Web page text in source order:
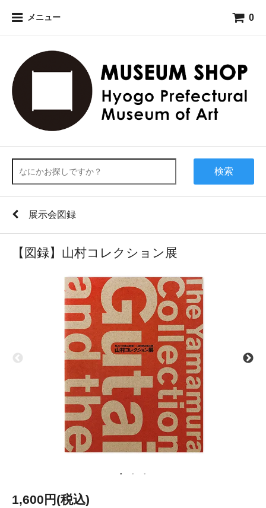
メニュー 0
検索
展示会図録
【図録】山村コレクション展
1,600円(税込)